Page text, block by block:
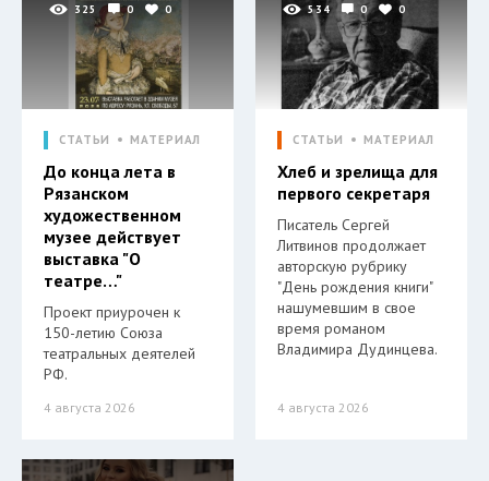
325 0 0
СТАТЬИ МАТЕРИАЛ
До конца лета в
Рязанском
художественном
музее действует
выставка "О
театре…"
Проект приурочен к
150-летию Союза
театральных деятелей
РФ.
4 августа 2026
534 0 0
СТАТЬИ МАТЕРИАЛ
Хлеб и зрелища для
первого секретаря
Писатель Сергей
Литвинов продолжает
авторскую рубрику
"День рождения книги"
нашумевшим в свое
время романом
Владимира Дудинцева.
4 августа 2026